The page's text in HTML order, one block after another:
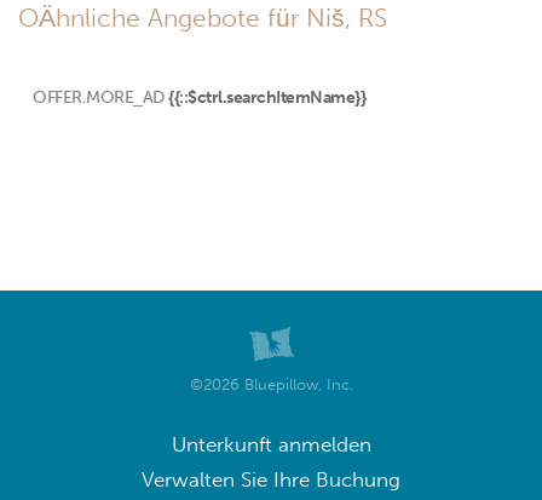
OÄhnliche Angebote für Niš, RS
OFFER.MORE_AD {{::$ctrl.searchItemName}}
©2026 Bluepillow, Inc.
Unterkunft anmelden
Verwalten Sie Ihre Buchung